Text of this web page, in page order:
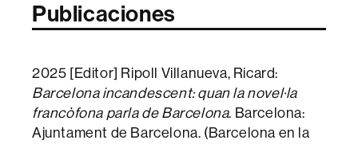
Publicaciones
2025 [Editor] Ripoll Villanueva, Ricard:
Barcelona incandescent: quan la novel·la
francòfona parla de Barcelona. Barcelona:
Ajuntament de Barcelona. (Barcelona en la